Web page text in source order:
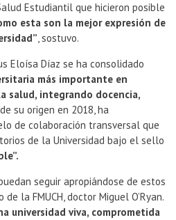
Estudiantil que hicieron posible
esta son la mejor expresión de
, sostuvo.
Eloísa Díaz se ha consolidado
más importante en
salud, integrando docencia,
su origen en 2018, ha
de colaboración transversal que
de la Universidad bajo el sello
seguir apropiándose de estos
la FMUCH, doctor Miguel O’Ryan.
universidad viva, comprometida